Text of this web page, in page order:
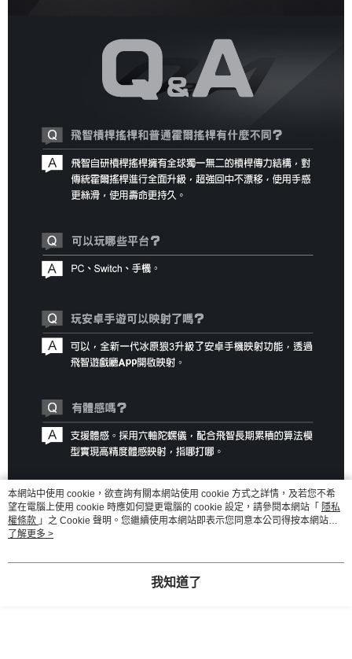
本網站中使用 cookie，欲查詢有關本網站使用 cookie 方式之詳情，及若您不希
望在電腦上使用 cookie 時應如何變更電腦的 cookie 設定，請參閱本網站「 隱私
權條款 」之 Cookie 聲明。您繼續使用本網站即表示您同意本公司得按本網站使
用條款之 Cookie 聲明使用 cookie。
了解更多 >
我知道了